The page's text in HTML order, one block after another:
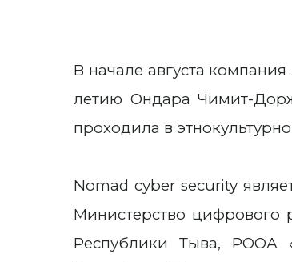
В начале августа
летию Ондара Чимит-
проходила в
Nomad cyber security
Министерство цифрового
Республики Тыва, РООА